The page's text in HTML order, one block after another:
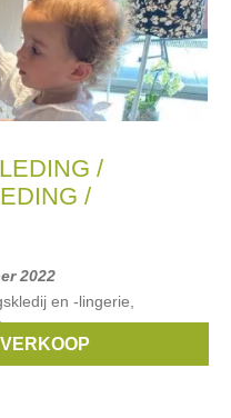
/
/
2022
en -lingerie,
mum,Attesa